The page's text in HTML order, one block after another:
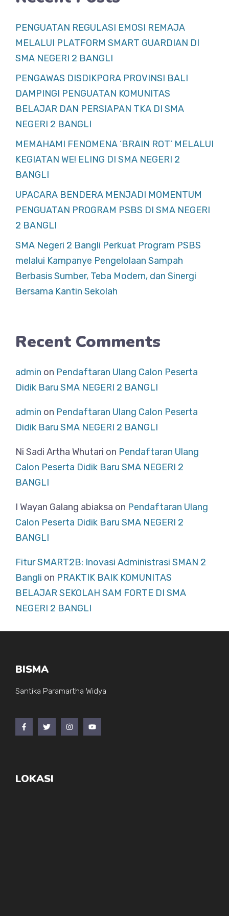
PENGUATAN REGULASI EMOSI REMAJA
MELALUI PLATFORM SMART GUARDIAN DI
SMA NEGERI 2 BANGLI
PENGAWAS DISDIKPORA PROVINSI BALI
DAMPINGI PENGUATAN KOMUNITAS
BELAJAR DAN PERSIAPAN TKA DI SMA
NEGERI 2 BANGLI
MEMAHAMI FENOMENA ‘BRAIN ROT’ MELALUI
KEGIATAN WE! ELING DI SMA NEGERI 2
BANGLI
UPACARA BENDERA MENJADI MOMENTUM
PENGUATAN PROGRAM PSBS DI SMA NEGERI
2 BANGLI
SMA Negeri 2 Bangli Perkuat Program PSBS
melalui Kampanye Pengelolaan Sampah
Berbasis Sumber, Teba Modern, dan Sinergi
Bersama Kantin Sekolah
Recent Comments
admin on Pendaftaran Ulang Calon Peserta
Didik Baru SMA NEGERI 2 BANGLI
admin on Pendaftaran Ulang Calon Peserta
Didik Baru SMA NEGERI 2 BANGLI
Ni Sadi Artha Whutari on Pendaftaran Ulang
Calon Peserta Didik Baru SMA NEGERI 2
BANGLI
I Wayan Galang abiaksa on Pendaftaran Ulang
Calon Peserta Didik Baru SMA NEGERI 2
BANGLI
Fitur SMART2B: Inovasi Administrasi SMAN 2
Bangli on PRAKTIK BAIK KOMUNITAS
BELAJAR SEKOLAH SAM FORTE DI SMA
NEGERI 2 BANGLI
BISMA
Santika Paramartha Widya
LOKASI